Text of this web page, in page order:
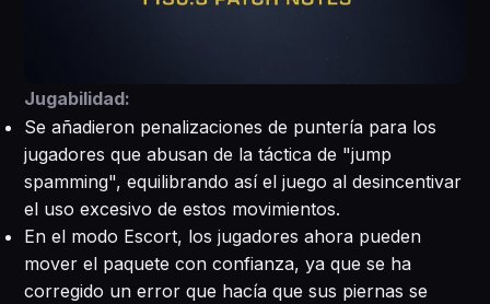
Jugabilidad:
Se añadieron penalizaciones de puntería para los
jugadores que abusan de la táctica de "jump
spamming", equilibrando así el juego al desincentivar
el uso excesivo de estos movimientos.
En el modo Escort, los jugadores ahora pueden
mover el paquete con confianza, ya que se ha
corregido un error que hacía que sus piernas se